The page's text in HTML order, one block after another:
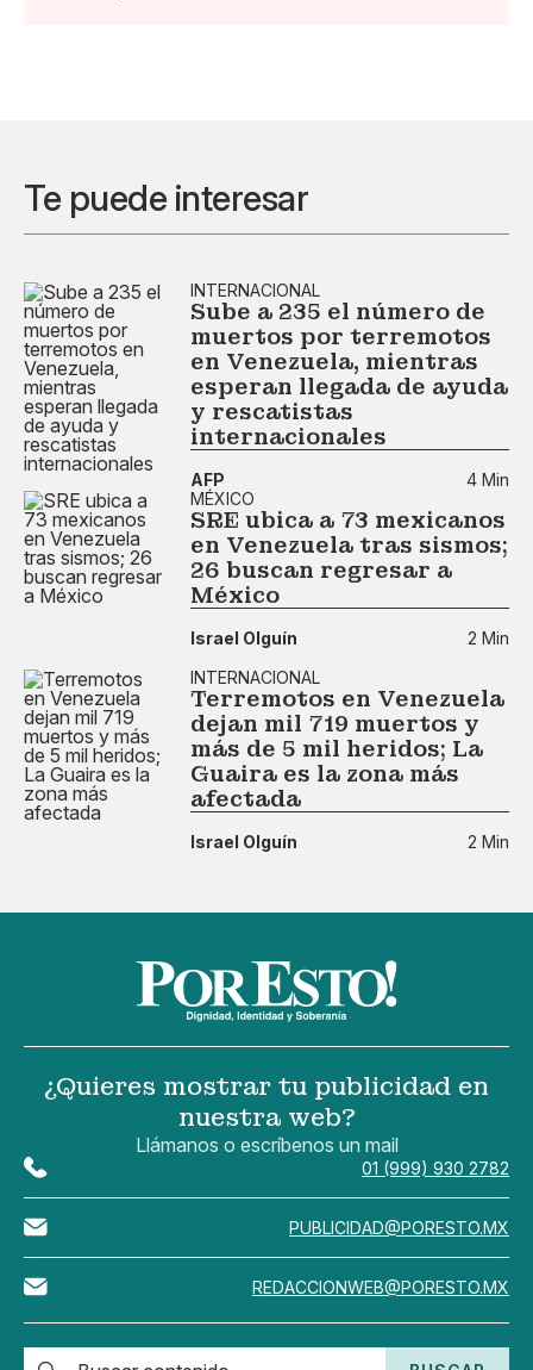
Te puede interesar
INTERNACIONAL
Sube a 235 el número de
muertos por terremotos
en Venezuela, mientras
esperan llegada de ayuda
y rescatistas
internacionales
AFP
4 Min
MÉXICO
SRE ubica a 73 mexicanos
en Venezuela tras sismos;
26 buscan regresar a
México
Israel Olguín
2 Min
INTERNACIONAL
Terremotos en Venezuela
dejan mil 719 muertos y
más de 5 mil heridos; La
Guaira es la zona más
afectada
Israel Olguín 2 Min
¿Quieres mostrar tu publicidad en
nuestra web?
Llámanos o escríbenos un mail
01 (999) 930 2782
PUBLICIDAD@PORESTO.MX
REDACCIONWEB@PORESTO.MX